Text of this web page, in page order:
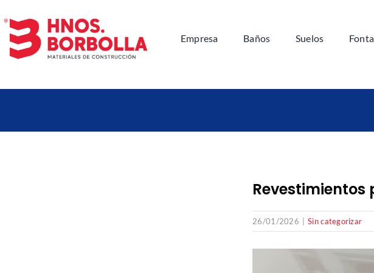
al
contenido
Empresa Baños Suelos
26/01/2026 Sin categorizar